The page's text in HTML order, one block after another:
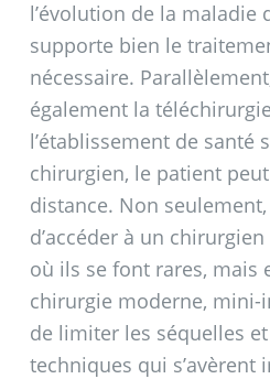
l’évolution de la maladie
supporte bien le
nécessaire.
également la
l’établissement de santé
chirurgien, le patient
distance. Non
d’accéder à un
où ils se font rares, mais
chirurgie moderne, mini-
de limiter les séquelles
techniques qui s’avèrent